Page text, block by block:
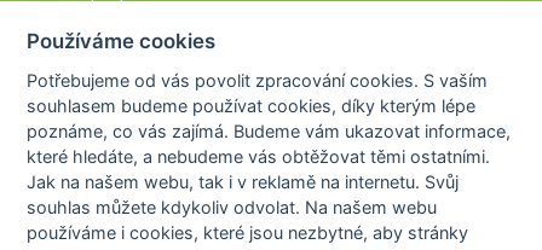
Členové STOBklubu
Zásady nakládání s osobními údaji
Otestujte se
Spočítejte si
Výzva 52
Používáme cookies
Potřebujeme od vás povolit zpracování cookies. S vaším
souhlasem budeme používat cookies, díky kterým lépe
poznáme,co vás zajímá. Budeme vám ukazovat informace,
které hledáte, a nebudeme vás obtěžovat těmi ostatními.
Jak na našem webu, tak i v reklamě na internetu. Svůj
souhlas můžete kdykoliv odvolat. Na našem webu
používáme i cookies, které jsou nezbytné, aby stránky